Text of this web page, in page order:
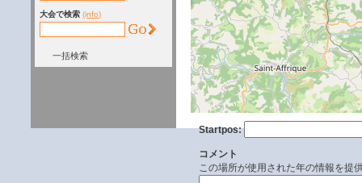
大会で検索 (info)
一括検索
Startpos:
コメント
この場所が使用された年の情報を提